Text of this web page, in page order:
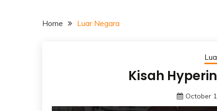
Home Luar Negara
Kisah
October